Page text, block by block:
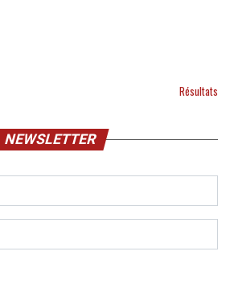
Résultats
NEWSLETTER